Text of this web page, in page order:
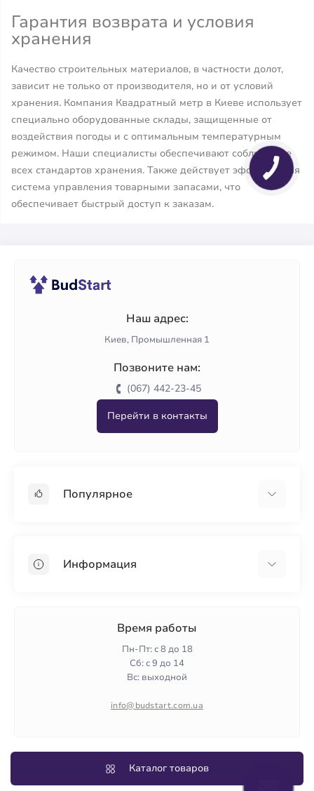
Гарантия возврата и условия
хранения
Качество строительных материалов, в частности долот,
зависит не только от производителя, но и от условий
хранения. Компания Квадратный метр в Киеве использует
специально оборудованные склады, защищенные от
воздействия погоды и с оптимальным температурным
режимом. Наши специалисты обеспечивают соблюдение
всех стандартов хранения. Также действует эффективная
система управления товарными запасами, что
обеспечивает быстрый доступ к заказам.
Наш адрес:
Киев, Промышленная 1
Позвоните нам:
(067) 442-23-45
Перейти в контакты
Популярное
ПенопластИнформация
Политика конфиденциальности
Время работы
Пн-Пт: с 8 до 18
Сб: с 9 до 14
Вс: выходной
info@budstart.com.ua
Каталог товаров